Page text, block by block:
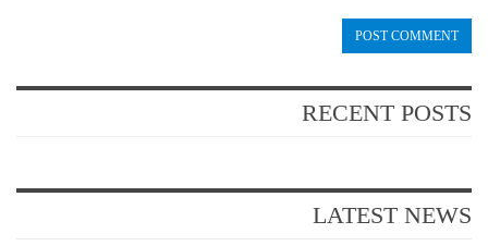
RECENT POSTS
LATEST NEWS